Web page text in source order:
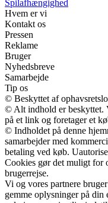
Spilafhængighed
Hvem er vi
Kontakt os
Pressen
Reklame
Bruger
Nyhedsbreve
Samarbejde
Tip os
© Beskyttet af
© Alt indhold er beskyttet.
på et link og foretager et
© Indholdet på denne
samarbejder med
betaling ved køb.
Cookies gør det muligt for
brugerrejse.
Vi og vores partnere
gemme oplysninger på